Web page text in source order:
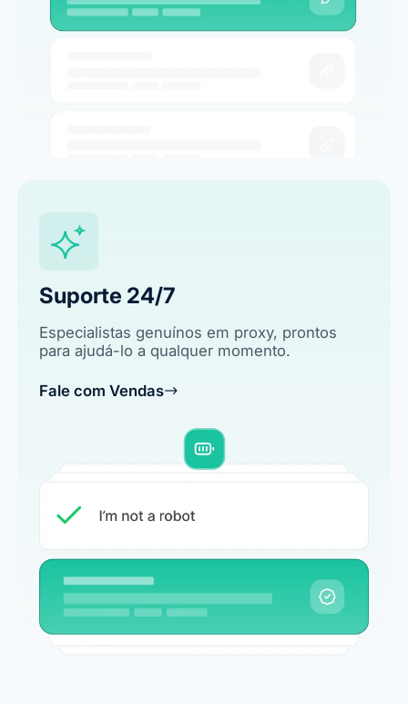
Suporte 24/7
Especialistas genuínos em proxy, prontos
para ajudá-lo a qualquer momento.
Fale com Vendas